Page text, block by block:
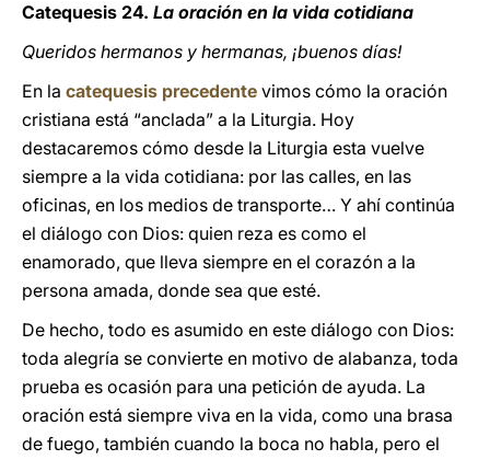
Catequesis 24. La oración en la vida cotidiana
Queridos hermanos y hermanas, ¡buenos días!
En la catequesis precedente vimos cómo la oración
cristiana está “anclada” a la Liturgia. Hoy
destacaremos cómo desde la Liturgia esta vuelve
siempre a la vida cotidiana: por las calles, en las
oficinas, en los medios de transporte… Y ahí continúa
el diálogo con Dios: quien reza es como el
enamorado, que lleva siempre en el corazón a la
persona amada, donde sea que esté.
De hecho, todo es asumido en este diálogo con Dios:
toda alegría se convierte en motivo de alabanza, toda
prueba es ocasión para una petición de ayuda. La
oración está siempre viva en la vida, como una brasa
de fuego, también cuando la boca no habla, pero el